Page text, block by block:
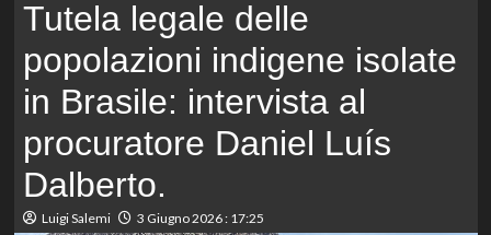
Tutela legale delle
popolazioni indigene isolate
in Brasile: intervista al
procuratore Daniel Luís
Dalberto.
Luigi Salemi 3 Giugno 2026 : 17:25